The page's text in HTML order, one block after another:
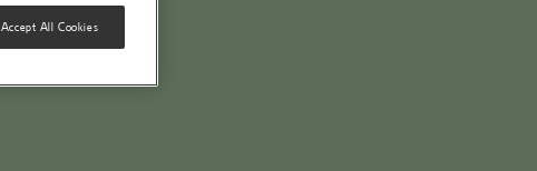
Accept All Cookies